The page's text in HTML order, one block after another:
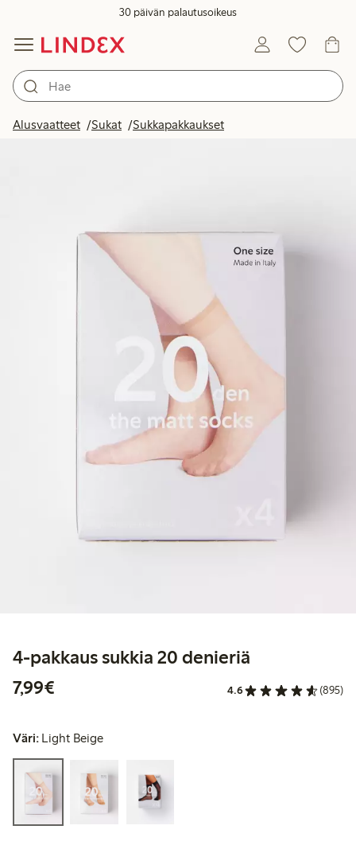
30 päivän palautusoikeus
Alusvaatteet Sukat Sukkapakkaukset
4-pakkaus sukkia 20 denieriä
7,99€
4.6 (895)
Väri: Light Beige